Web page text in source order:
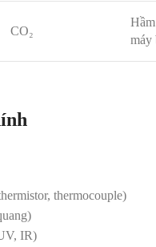
CO₂
máy
thermocouple)
IR)